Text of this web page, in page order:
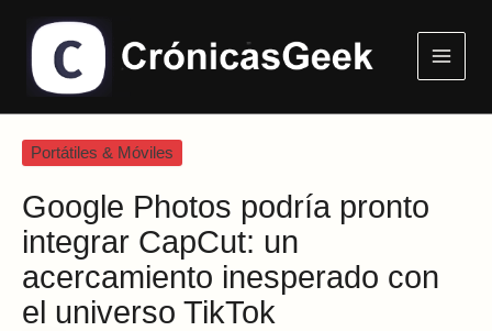
contenido
Menu
Portátiles & Móviles
Google Photos podría pronto
integrar CapCut: un
acercamiento inesperado con
el universo TikTok